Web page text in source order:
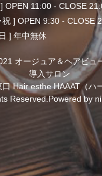
OPEN 11:00 - CLOSE
祝 ] OPEN 9:30 - CLOSE
] 年中無休
オージュア＆ヘアビュ
導入サロン
Hair esthe HAAAT（ハ
Reserved.Powered by